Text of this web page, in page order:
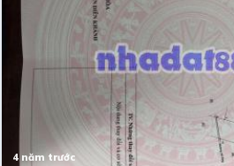
4 năm trước